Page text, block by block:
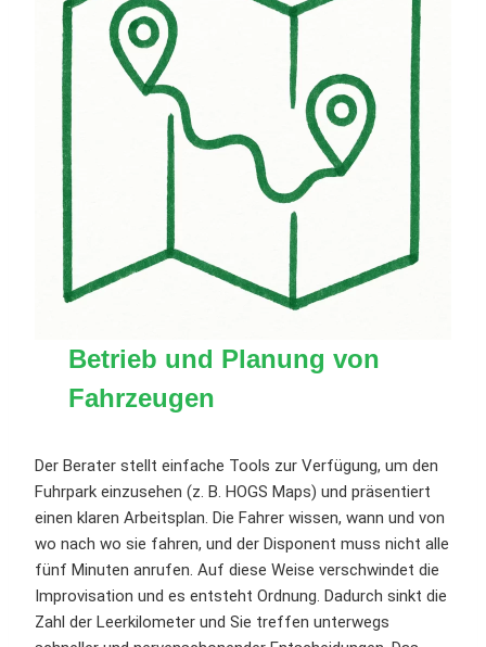
Betrieb und Planung von
Fahrzeugen
Der Berater stellt einfache Tools zur Verfügung, um den
Fuhrpark einzusehen (z. B. HOGS Maps) und präsentiert
einen klaren Arbeitsplan. Die Fahrer wissen, wann und von
wo nach wo sie fahren, und der Disponent muss nicht alle
fünf Minuten anrufen. Auf diese Weise verschwindet die
Improvisation und es entsteht Ordnung. Dadurch sinkt die
Zahl der Leerkilometer und Sie treffen unterwegs